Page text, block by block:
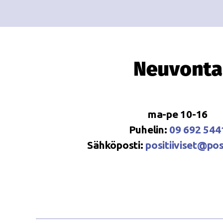
Neuvonta
ma-pe 10-16
Puhelin: 09 692
Sähköposti: